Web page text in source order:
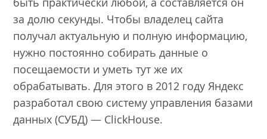
за долю секунды. Чтобы владелец сайта
получал актуальную и полную информацию,
нужно постоянно собирать данные о
посещаемости и уметь тут же их
обрабатывать. Для этого в 2012 году Яндекс
разработал свою систему управления базами
данных (СУБД) — ClickHouse.